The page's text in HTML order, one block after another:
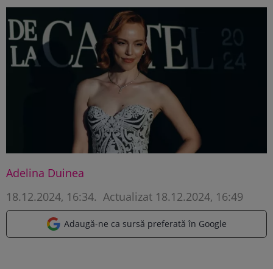
Adelina Duinea
18.12.2024, 16:34. Actualizat 18.12.2024, 16:49
Adaugă-ne ca sursă preferată în Google